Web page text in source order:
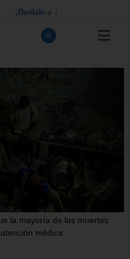
¡ Dué a e a q
la mayoría de las muertes
médica